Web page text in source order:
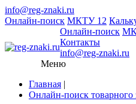
info@reg-znaki.ru
Онлайн-поиск МКТУ 12
Онлайн-поиск
Контакты
info@reg-znaki.ru
Меню
Главная |
Онлайн-поиск товарного